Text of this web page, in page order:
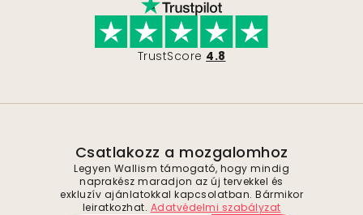
TrustScore 4.8
Csatlakozz a mozgalomhoz
Legyen Wallism támogató, hogy mindig
naprakész maradjon az új tervekkel és
exkluzív ajánlatokkal kapcsolatban. Bármikor
leiratkozhat. Adatvédelmi szabályzat